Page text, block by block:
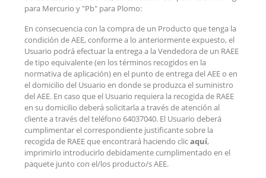
para Mercurio y "Pb" para Plomo:
En consecuencia con la compra de un Producto que tenga la
condición de AEE, conforme a lo anteriormente expuesto, el
Usuario podrá efectuar la entrega a la Vendedora de un RAEE
de tipo equivalente (en los términos recogidos en la
normativa de aplicación) en el punto de entrega del AEE o en
el domicilio del Usuario en donde se produzca el suministro
del AEE. En caso que el Usuario requiera la recogida de RAEE
en su domicilio deberá solicitarla a través de atención al
cliente a través del teléfono 64037040. El Usuario deberá
cumplimentar el correspondiente justificante sobre la
recogida de RAEE que encontrará haciendo clicaquí,
imprimirlo introducirlo debidamente cumplimentado en el
paquete junto con el/los producto/s AEE.